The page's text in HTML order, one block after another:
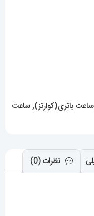
ساعت باتری(کوارتز),ساعت
نظرات (0)